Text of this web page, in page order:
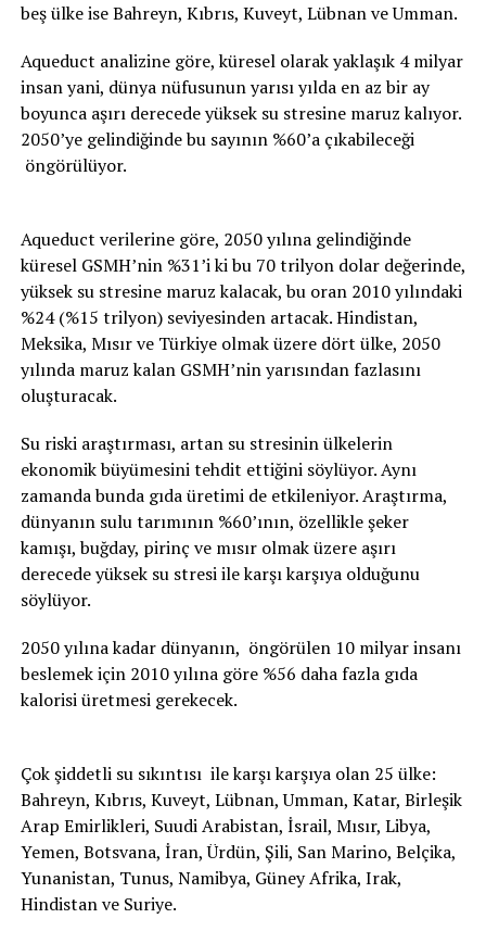
beş ülke ise Bahreyn, Kıbrıs, Kuveyt, Lübnan ve Umman.
Aqueduct analizine göre, küresel olarak yaklaşık 4 milyar
insan yani, dünya nüfusunun yarısı yılda en az bir ay
boyunca aşırı derecede yüksek su stresine maruz kalıyor.
2050’ye gelindiğinde bu sayının %60’a çıkabileceği
öngörülüyor.
Aqueduct verilerine göre, 2050 yılına gelindiğinde
küresel GSMH’nin %31’i ki bu 70 trilyon dolar değerinde,
yüksek su stresine maruz kalacak, bu oran 2010 yılındaki
%24 (%15 trilyon) seviyesinden artacak. Hindistan,
Meksika, Mısır ve Türkiye olmak üzere dört ülke, 2050
yılında maruz kalan GSMH’nin yarısından fazlasını
oluşturacak.
Su riski araştırması, artan su stresinin ülkelerin
ekonomik büyümesini tehdit ettiğini söylüyor. Aynı
zamanda bunda gıda üretimi de etkileniyor. Araştırma,
dünyanın sulu tarımının %60’ının, özellikle şeker
kamışı, buğday, pirinç ve mısır olmak üzere aşırı
derecede yüksek su stresi ile karşı karşıya olduğunu
söylüyor.
2050 yılına kadar dünyanın, öngörülen 10 milyar insanı
beslemek için 2010 yılına göre %56 daha fazla gıda
kalorisi üretmesi gerekecek.
Çok şiddetli su sıkıntısı ile karşı karşıya olan 25 ülke:
Bahreyn, Kıbrıs, Kuveyt, Lübnan, Umman, Katar, Birleşik
Arap Emirlikleri, Suudi Arabistan, İsrail, Mısır, Libya,
Yemen, Botsvana, İran, Ürdün, Şili, San Marino, Belçika,
Yunanistan, Tunus, Namibya, Güney Afrika, Irak,
Hindistan ve Suriye.